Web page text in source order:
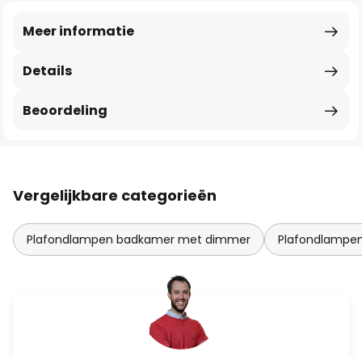
Details
Meer informatie
Beoordeling
Vergelijkbare categorieën
Plafondlampen badkamer met dimmer